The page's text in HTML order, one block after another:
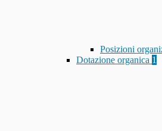
Posizioni
Dotazione organica 1